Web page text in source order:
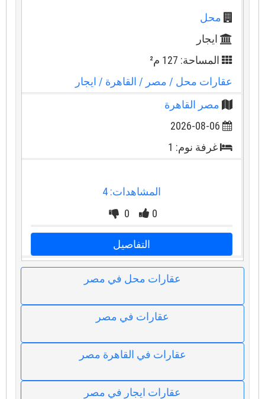
محل
ايجار
المساحة: 127 م²
عقارات محل / مصر / القاهرة/ ايجار
مصر القاهرة
2026-08-06
غرفة نوم: 1
المشاهدات: 4
0
0
التفاصيل
عقارات محل في مصر
عقارات في مصر
عقارات في القاهرة مصر
عقارات ايجار في مصر